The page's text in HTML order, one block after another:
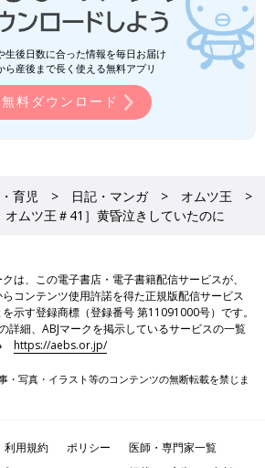
生後日数に合った情報を毎日お届け
ら産後まで長く使える無料アプリ
無料ダウンロード
育児 日記・マンガ
オムツ王
オムツ王＃41］黄昏泣きしていたのに
は、この電子書店・電子書籍配信サービスが、
コンテンツ使用許諾を得た正規版配信サービス
示す登録商標（登録番号 第11091000号）です。
詳細、ABJマークを掲示しているサービスの一覧
→https://aebs.or.jp/
・写真・イラスト等のコンテンツの無断転載を禁じま
利用規約 ポリシー
医師・専門家一覧